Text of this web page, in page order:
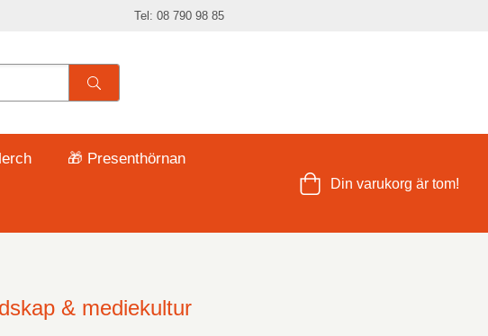
Tel: 08 790 98 85
🎁 Presenthörnan
Din varukorg är tom!
& mediekultur